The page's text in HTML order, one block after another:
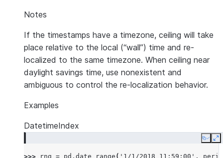
Notes
If the timestamps have a timezone, ceiling will take
place relative to the local (“wall”) time and re-
localized to the same timezone. When ceiling near
daylight savings time, use nonexistent and
ambiguous to control the re-localization behavior.
Examples
DatetimeIndex
Copy
>>> rng = pd . date_range ( '1/1/2018 11:59:00' ,